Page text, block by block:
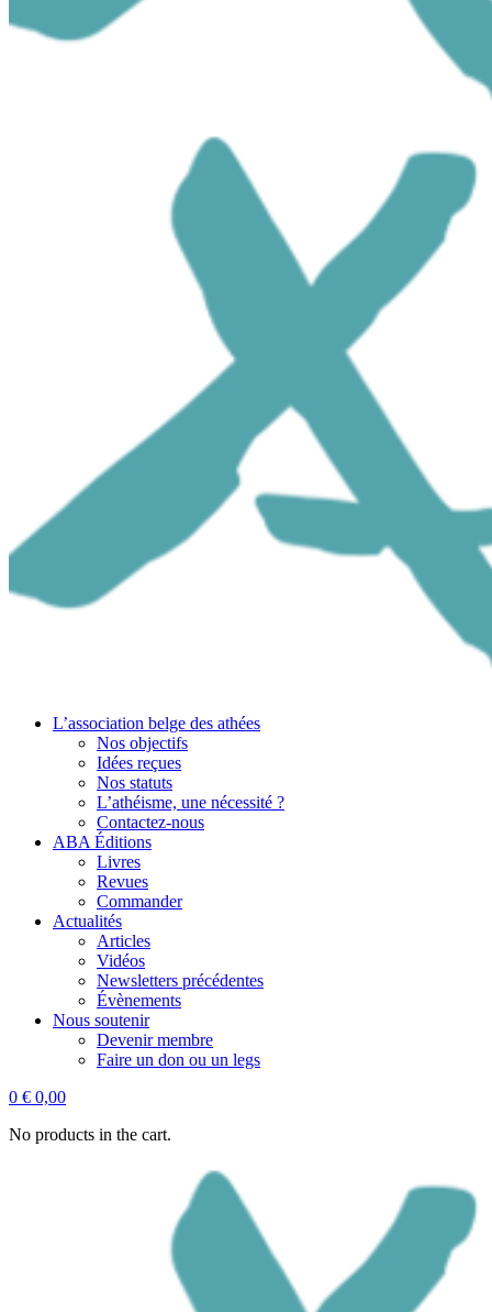
L’association belge des athées
Nos objectifs
Idées reçues
Nos statuts
L’athéisme, une nécessité ?
Contactez-nous
ABA Éditions
Livres
Revues
Commander
Actualités
Articles
Vidéos
Newsletters précédentes
Évènements
Nous soutenir
Devenir membre
Faire un don ou un legs
0 € 0,00
No products in the cart.